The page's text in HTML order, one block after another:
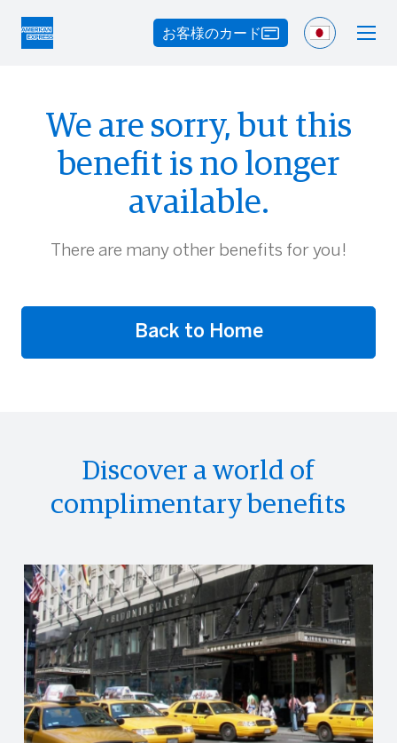
お客様のカード
We are sorry, but this
benefit is no longer
available.
There are many other benefits for you!
Back to Home
Discover a world of
complimentary benefits